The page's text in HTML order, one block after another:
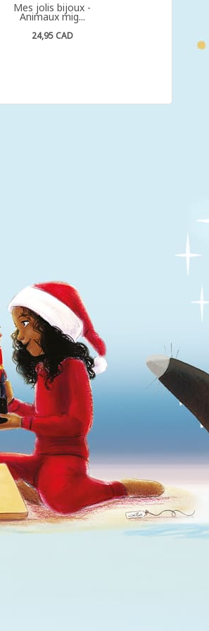
Mes jolis bijoux -
Animaux mig...
24,95 CAD